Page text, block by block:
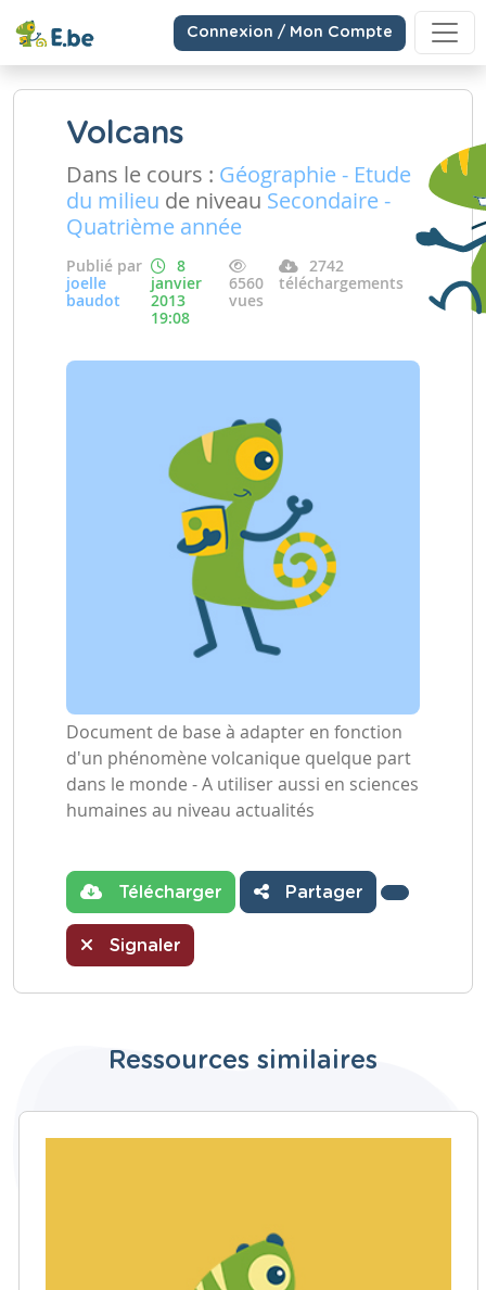
Connexion / Mon Compte
Volcans
Dans le cours : Géographie - Etude
du milieu de niveau Secondaire -
Quatrième année
Publié par
joelle
baudot
8
janvier
2013
19:08
6560
vues
2742
téléchargements
Document de base à adapter en fonction
d'un phénomène volcanique quelque part
dans le monde - A utiliser aussi en sciences
humaines au niveau actualités
Télécharger Partager
Signaler
Ressources similaires